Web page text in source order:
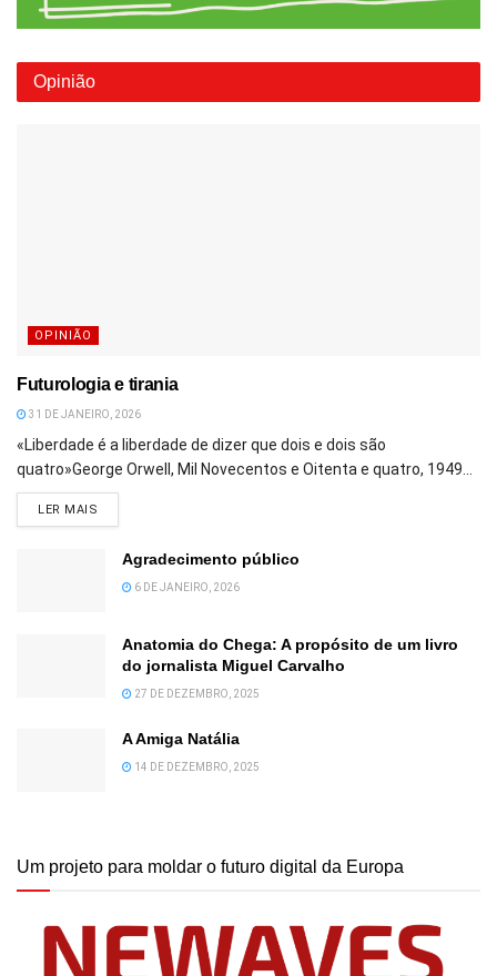
Opinião
OPINIÃO
Futurologia e tirania
31 DE JANEIRO, 2026
«Liberdade é a liberdade de dizer que dois e dois são
quatro»George Orwell, Mil Novecentos e Oitenta e quatro, 1949...
LER MAIS
Agradecimento público
6 DE JANEIRO, 2026
Anatomia do Chega: A propósito de um livro
do jornalista Miguel Carvalho
27 DE DEZEMBRO, 2025
A Amiga Natália
14 DE DEZEMBRO, 2025
Um projeto para moldar o futuro digital da Europa